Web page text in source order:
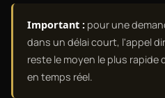
Important : pour une
dans un délai court, l'appel
reste le moyen le plus rapide
en temps réel.